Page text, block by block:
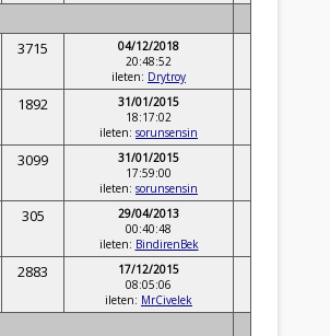
3715
04/12/2018
20:48:52
ileten: Drytroy
1892
31/01/2015
18:17:02
ileten: sorunsensin
3099
31/01/2015
17:59:00
ileten: sorunsensin
305
29/04/2013
00:40:48
ileten: BindirenBek
2883
17/12/2015
08:05:06
ileten: MrCivelek